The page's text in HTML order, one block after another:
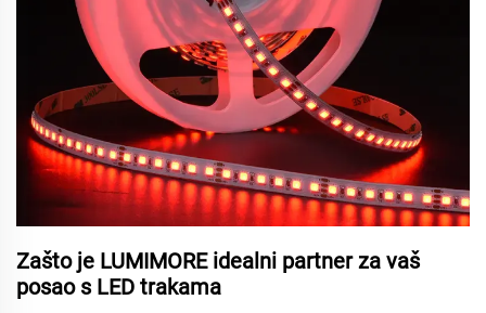
Zašto je LUMIMORE idealni partner za vaš
posao s LED trakama